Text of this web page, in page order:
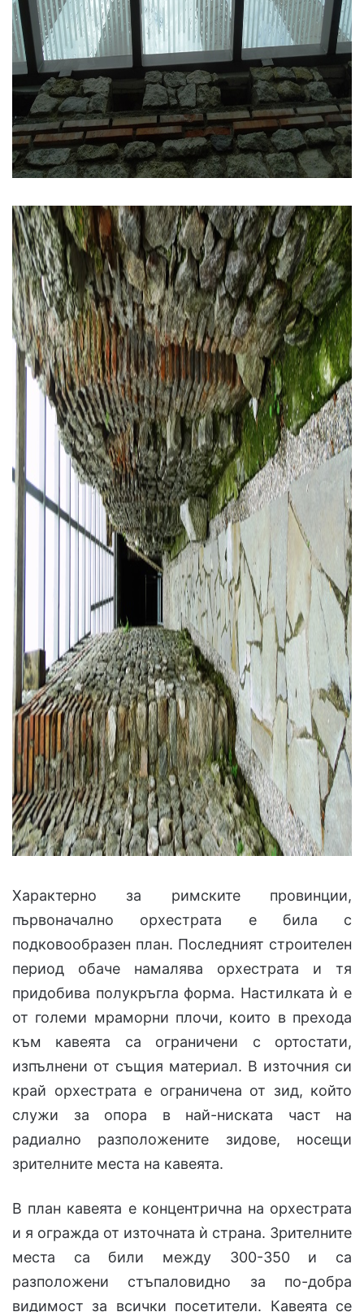
Характерно за римските провинции,
първоначално орхестрата е била с
подковообразен план. Последният строителен
период обаче намалява орхестрата и тя
придобива полукръгла форма. Настилката ѝ е
от големи мраморни плочи, които в прехода
към кавеята са ограничени с ортостати,
изпълнени от същия материал. В източния си
край орхестрата е ограничена от зид, който
служи за опора в най-ниската част на
радиално разположените зидове, носещи
зрителните места на кавеята.
В план кавеята е концентрична на орхестрата
и я огражда от източната ѝ страна. Зрителните
места са били между 300-350 и са
разположени стъпаловидно за по-добра
видимост за всички посетители. Кавеята се